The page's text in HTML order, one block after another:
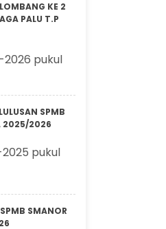
KE 2
PALU T.P
pukul
SPMB
2025/2026
pukul
SMANOR